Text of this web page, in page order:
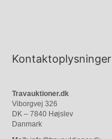
Kontaktoplysninger
Travauktioner.dk
Viborgvej 326
DK – 7840 Højslev
Danmark